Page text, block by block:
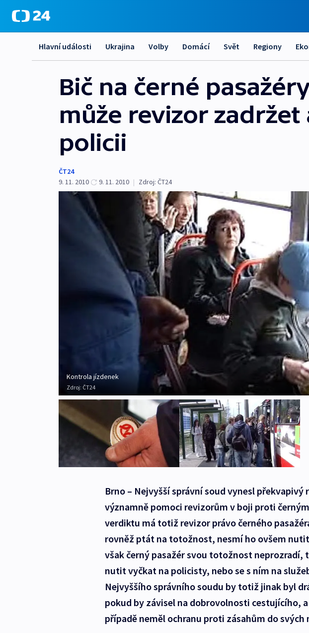
Hlavní události Ukrajina Volby Domácí Svět Regiony
Bič na černé
může revizor
policii
ČT24
9. 11. 2010
9. 11. 2010 | Zdroj: ČT24
Kontrola jízdenek
Zdroj: ČT24
Brno – Nejvyšší správní soud vynesl
významně pomoci revizorům v boji proti
verdiktu má totiž revizor právo černého
rovněž ptát na totožnost, nesmí ho ovšem
však černý pasažér svou totožnost neprozradí,
nutit vyčkat na policisty, nebo se s ním na
Nejvyššího správního soudu by totiž jinak byl
pokud by závisel na dobrovolnosti cestujícího,
případě neměl ochranu proti zásahům do svých